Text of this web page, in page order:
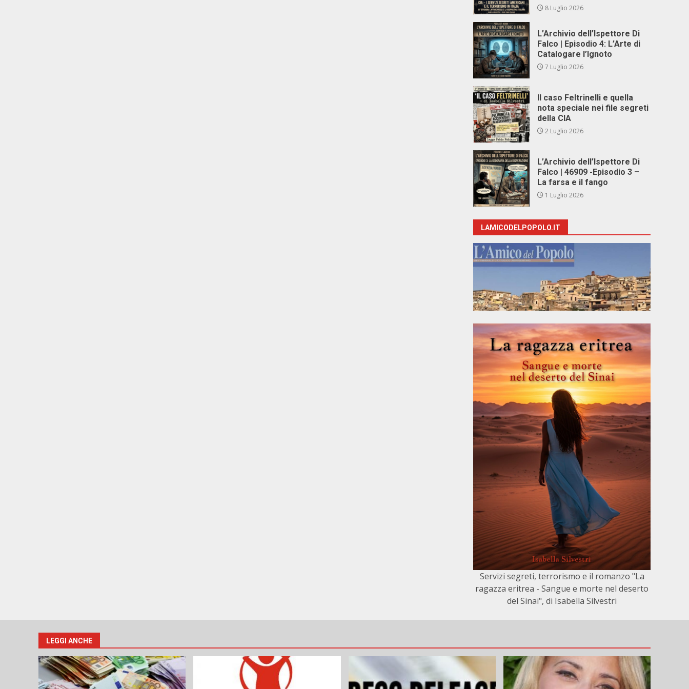
8 Luglio 2026
L’Archivio dell’Ispettore Di
Falco | Episodio 4: L’Arte di
Catalogare l’Ignoto
7 Luglio 2026
Il caso Feltrinelli e quella
nota speciale nei file segreti
della CIA
2 Luglio 2026
L’Archivio dell’Ispettore Di
Falco | 46909 -Episodio 3 –
La farsa e il fango
1 Luglio 2026
LAMICODELPOPOLO.IT
Servizi segreti, terrorismo e il romanzo "La
ragazza eritrea - Sangue e morte nel deserto
del Sinai", di Isabella Silvestri
LEGGI ANCHE